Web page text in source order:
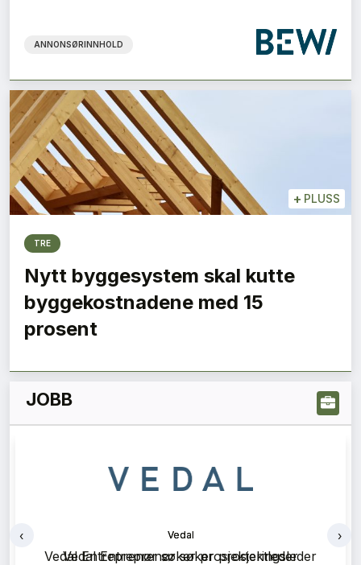
ANNONSØRINNHOLD
+ PLUSS
TRE
Nytt byggesystem skal kutte
byggekostnadene med 15
prosent
JOBB
Vedal
Vedal Prosjekt søker prosjektleder
‹ ›